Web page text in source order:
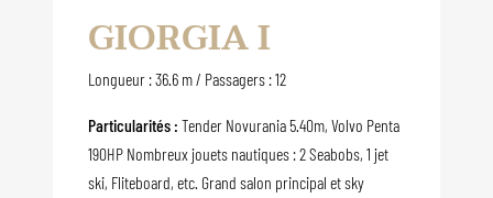
GIORGIA I
Longueur : 36.6 m / Passagers : 12
Particularités : Tender Novurania 5.40m, Volvo Penta
190HP Nombreux jouets nautiques : 2 Seabobs, 1 jet
ski, Fliteboard, etc. Grand salon principal et sky